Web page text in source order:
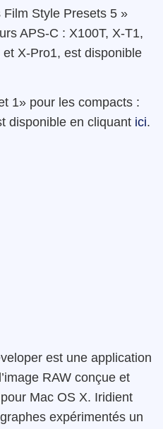
Style Presets 5 »
APS-C : X100T, X-T1,
X-Pro1, est disponible
1» pour les compacts :
disponible en cliquant ici.
est une application
RAW conçue et
Mac OS X. Iridient
expérimentés un